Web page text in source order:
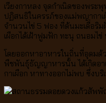
เวียงกาหลง จุดกำเนิดของพระ
ปฏิสนธิในครรภ์ของแม่พญากา
จำนวนไข่ 5 ฟอง ที่ต้นมะเดื่อริ
เผือกได้เฝ้าฟูมฟัก ทะนุ ถนอมไข่
โดยออกหาอาหารในถิ่นที่อุดม
พืชพันธุ์ธัญญาหารนั้น ได้เกิดอ
กาเผือก หาทางออกไม่พบ ซึ่งบ